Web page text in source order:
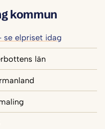
kommun
se elpriset idag
län